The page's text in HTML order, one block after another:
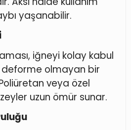
yaşanabilir.
iğneyi kolay kabul
olmayan bir
veya özel
uzun ömür sunar.